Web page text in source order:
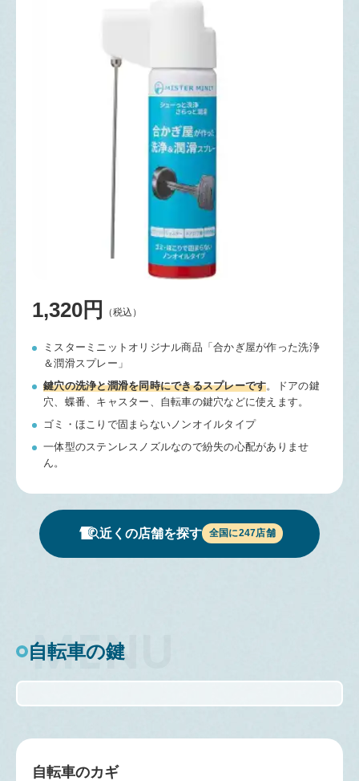
1,320円 （税込）
ミスターミニットオリジナル商品「合かぎ屋が作った洗浄
＆潤滑スプレー」
鍵穴の洗浄と潤滑を同時にできるスプレーです。
ドアの鍵
穴、蝶番、キャスター、自転車の鍵穴などに使えます。
ゴミ・ほこりで固まらないノンオイルタイプ
一体型のステンレスノズルなので紛失の心配がありませ
ん。
近くの店舗を探す 全国に247店舗
自転車の鍵
自転車のカギ